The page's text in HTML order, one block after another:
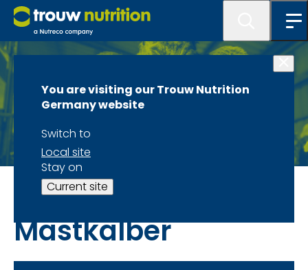
You are visiting our Trouw Nutrition
Germany website
Switch to
Local site
Stay on
Current site
Spezies und Fachbereiche
Mastkälber